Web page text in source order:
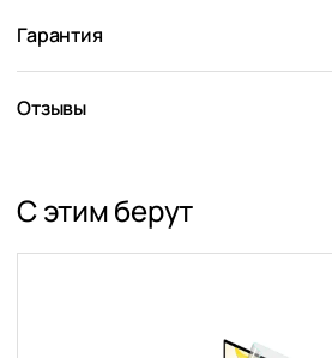
Гарантия
Отзывы
С этим берут